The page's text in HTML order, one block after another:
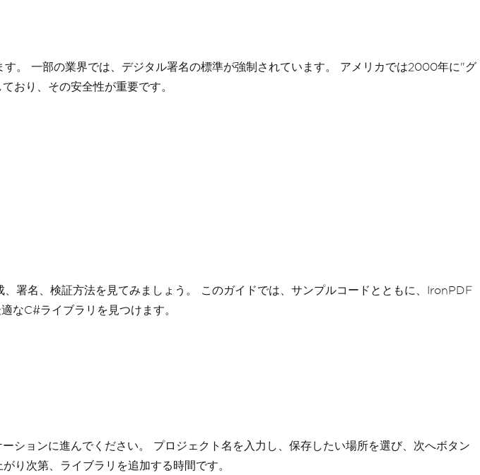
。 一部の業界では、デジタル署名の標準が強制されています。 アメリカでは2000年に"グ
おり、その安全性が重要です。
署名、検証方法を見てみましょう。 このガイドでは、サンプルコードとともに、IronPDF
なC#ライブラリを見つけます。
ョンに進んでください。 プロジェクト名を入力し、保存したい場所を選び、次へボタン
り次第、ライブラリを追加する時間です。